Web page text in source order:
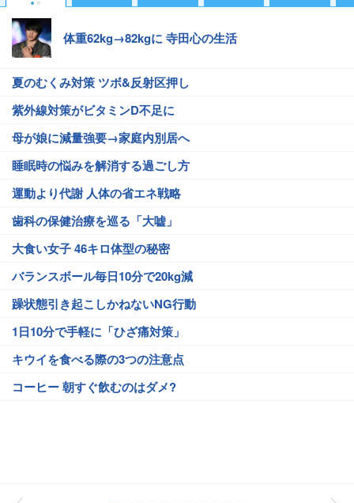
体重62kg→82kgに 寺田心の生活
夏のむくみ対策 ツボ&反射区押し
紫外線対策がビタミンD不足に
母が娘に減量強要→家庭内別居へ
睡眠時の悩みを解消する過ごし方
運動より代謝 人体の省エネ戦略
歯科の保健治療を巡る「大嘘」
大食い女子 46キロ体型の秘密
バランスボール毎日10分で20kg減
躁状態引き起こしかねないNG行動
1日10分で手軽に「ひざ痛対策」
キウイを食べる際の3つの注意点
コーヒー 朝すぐ飲むのはダメ?